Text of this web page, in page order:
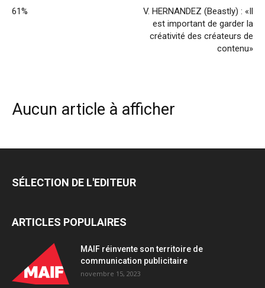
61%
V. HERNANDEZ (Beastly) : «Il
est important de garder la
créativité des créateurs de
contenu»
Aucun article à afficher
SÉLECTION DE L'EDITEUR
ARTICLES POPULAIRES
MAIF réinvente son territoire de
communication publicitaire
novembre 15, 2023